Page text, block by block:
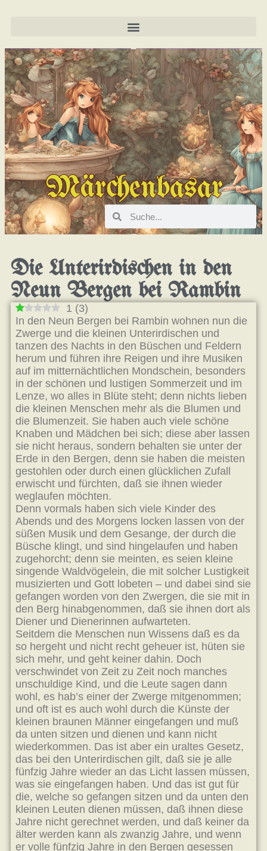
Märchenbasar
Die Unterirdischen in den
Neun Bergen bei Rambin
1 (3)
In den Neun Bergen bei Rambin wohnen nun die
Zwerge und die kleinen Unterirdischen und
tanzen des Nachts in den Büschen und Feldern
herum und führen ihre Reigen und ihre Musiken
auf im mitternächtlichen Mondschein, besonders
in der schönen und lustigen Sommerzeit und im
Lenze, wo alles in Blüte steht; denn nichts lieben
die kleinen Menschen mehr als die Blumen und
die Blumenzeit. Sie haben auch viele schöne
Knaben und Mädchen bei sich; diese aber lassen
sie nicht heraus, sondern behalten sie unter der
Erde in den Bergen, denn sie haben die meisten
gestohlen oder durch einen glücklichen Zufall
erwischt und fürchten, daß sie ihnen wieder
weglaufen möchten.
Denn vormals haben sich viele Kinder des
Abends und des Morgens locken lassen von der
süßen Musik und dem Gesange, der durch die
Büsche klingt, und sind hingelaufen und haben
zugehorcht; denn sie meinten, es seien kleine
singende Waldvögelein, die mit solcher Lustigkeit
musizierten und Gott lobeten – und dabei sind sie
gefangen worden von den Zwergen, die sie mit in
den Berg hinabgenommen, daß sie ihnen dort als
Diener und Dienerinnen aufwarteten.
Seitdem die Menschen nun Wissens daß es da
so hergeht und nicht recht geheuer ist, hüten sie
sich mehr, und geht keiner dahin. Doch
verschwindet von Zeit zu Zeit noch manches
unschuldige Kind, und die Leute sagen dann
wohl, es hab’s einer der Zwerge mitgenommen;
und oft ist es auch wohl durch die Künste der
kleinen braunen Männer eingefangen und muß
da unten sitzen und dienen und kann nicht
wiederkommen. Das ist aber ein uraltes Gesetz,
das bei den Unterirdischen gilt, daß sie je alle
fünfzig Jahre wieder an das Licht lassen müssen,
was sie eingefangen haben. Und das ist gut für
die, welche so gefangen sitzen und da unten den
kleinen Leuten dienen müssen, daß ihnen diese
Jahre nicht gerechnet werden, und daß keiner da
älter werden kann als zwanzig Jahre, und wenn
er volle fünfzig Jahre in den Bergen gesessen